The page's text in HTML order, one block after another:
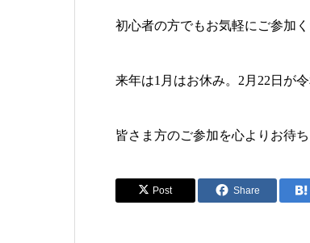
初心者の方でもお気軽にご参加く
来年は1月はお休み。2月22日が
皆さま方のご参加を心よりお待ち
Post Share